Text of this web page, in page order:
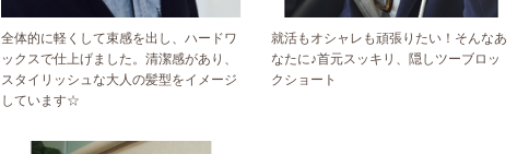
全体的に軽くして束感を出し、ハードワ
ックスで仕上げました。清潔感があり、
スタイリッシュな大人の髪型をイメージ
しています☆
就活もオシャレも頑張りたい！そんなあ
なたに♪首元スッキリ、隠しツーブロッ
クショート